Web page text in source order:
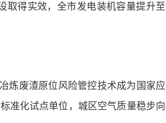
取得实效，全市发电装机容量提升至
炼废渣原位风险管控技术成为国家应
准化试点单位，城区空气质量稳步向